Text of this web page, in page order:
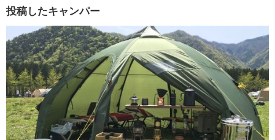
投稿したキャンパー